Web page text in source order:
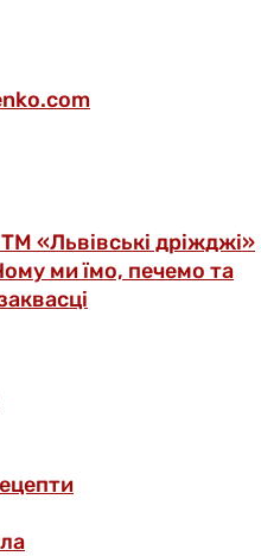
«Львівські дріжджі»
ми їмо, печемо та